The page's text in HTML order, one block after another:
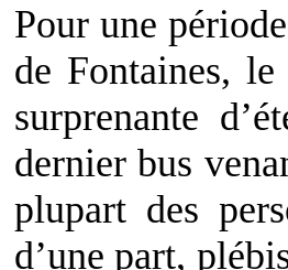
Pour une
de Fontaines,
surprenante
dernier bus
plupart des
d’une part,